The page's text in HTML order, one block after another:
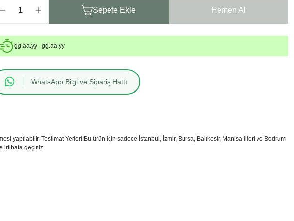
Sepete Ekle Hemen Al
gg.aa.yy - gg.aa.yy
WhatsApp Bilgi ve Sipariş Hattı
yapılabilir. Teslimat Yerleri:Bu ürün için sadece İstanbul, İzmir, Bursa, Balıkesir, Manisa illeri ve Bodrum
irtibata geçiniz.